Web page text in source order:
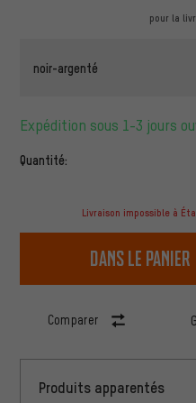
pour la
noir-argenté
Expédition sous 1-3 jours
Quantité:
Livraison impossible à
dans le panier
Comparer
Produits apparentés